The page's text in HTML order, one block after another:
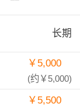
长期
￥5,000
(约￥5,000)
￥5,500